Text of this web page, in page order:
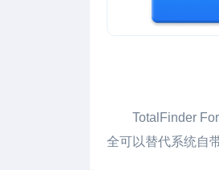
TotalFinder
全可以替代系统自